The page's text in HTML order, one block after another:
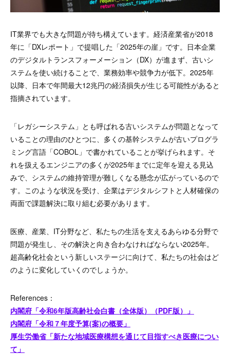
IT業界でも大きな問題が待ち構えています。経済産業省が2018
年に「DXレポート」で提唱した「2025年の崖」です。日本企業
のデジタルトランスフォーメーション（DX）が進まず、古いシ
ステムを使い続けることで、業務効率や競争力が低下。2025年
以降、日本で年間最大12兆円の経済損失が生じる可能性があると
指摘されています。
「レガシーシステム」とも呼ばれる古いシステムが問題となって
いることの理由のひとつに、多くの基幹システムが古いプログラ
ミング言語「COBOL」で書かれていることが挙げられます。そ
れを扱えるエンジニアの多くが2025年までに定年を迎える見込
みで、システムの維持管理が難しくなる懸念が広がっているので
す。このような状況を受け、企業はデジタルシフトと人材確保の
両面で課題解決に取り組む必要があります。
医療、産業、IT分野など、私たちの生活を支えるあらゆる分野で
問題が発生し、その解決と向き合わなければならない2025年。
超高齢化社会という新しいステージに向けて、私たちの社会はど
のように変化していくのでしょうか。
References：
内閣府「令和6年版高齢社会白書（全体版）（PDF版）」
内閣府「令和７年度予算(案)の概要」
厚生労働省「新たな地域医療構想を通じて目指すべき医療につい
て」